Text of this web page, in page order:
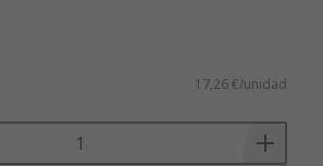
17,26 €/unidad